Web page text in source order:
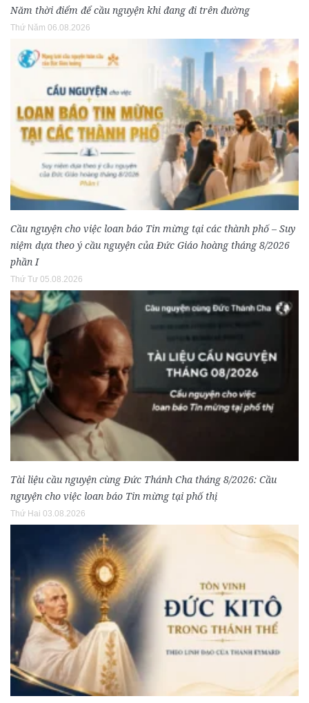
Năm thời điểm để cầu nguyện khi đang đi trên đường
Thứ Năm 06.08.2026
Cầu nguyện cho việc loan báo Tin mừng tại các thành phố – Suy
niệm dựa theo ý cầu nguyện của Đức Giáo hoàng tháng 8/2026
phần I
Thứ Tư 05.08.2026
Tài liệu cầu nguyện cùng Đức Thánh Cha tháng 8/2026: Cầu
nguyện cho việc loan báo Tin mừng tại phố thị
Thứ Hai 03.08.2026